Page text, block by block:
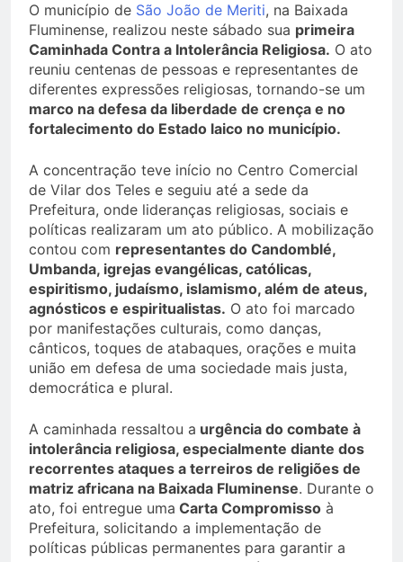
O município de São João de Meriti, na Baixada
Fluminense, realizou neste sábado sua primeira
Caminhada Contra a Intolerância Religiosa. O ato
reuniu centenas de pessoas e representantes de
diferentes expressões religiosas, tornando-se um
marco na defesa da liberdade de crença e no
fortalecimento do Estado laico no município.
A concentração teve início no Centro Comercial
de Vilar dos Teles e seguiu até a sede da
Prefeitura, onde lideranças religiosas, sociais e
políticas realizaram um ato público. A mobilização
contou com representantes do Candomblé,
Umbanda, igrejas evangélicas, católicas,
espiritismo, judaísmo, islamismo, além de ateus,
agnósticos e espiritualistas. O ato foi marcado
por manifestações culturais, como danças,
cânticos, toques de atabaques, orações e muita
união em defesa de uma sociedade mais justa,
democrática e plural.
A caminhada ressaltou a urgência do combate à
intolerância religiosa, especialmente diante dos
recorrentes ataques a terreiros de religiões de
matriz africana na Baixada Fluminense. Durante o
ato, foi entregue uma Carta Compromisso à
Prefeitura, solicitando a implementação de
políticas públicas permanentes para garantir a